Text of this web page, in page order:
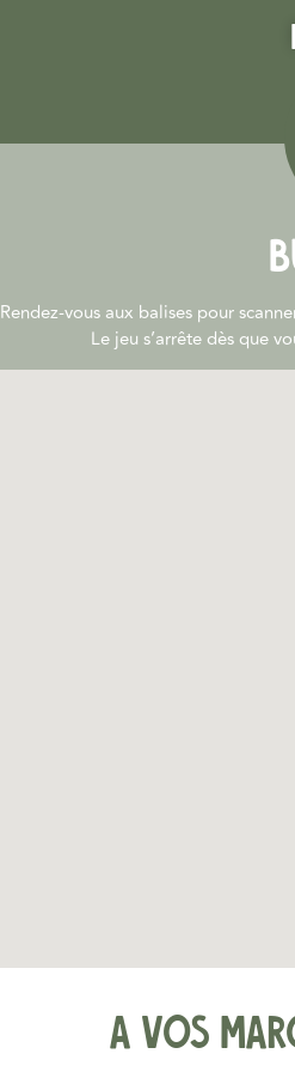
Rendez-vous aux balises pour
Le jeu s’arrête dès que
A VOS